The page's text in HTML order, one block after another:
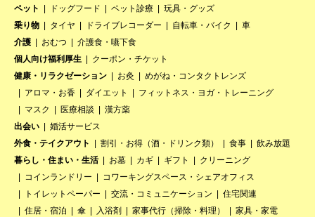
ペット
ドッグフード ペット診療
玩具・グッズ
乗り物
タイヤ ドライブレコーダー 自転車・バイク
車
介護
おむつ
介護食・嚥下食
個人向け福利厚生
クーポン・チケット
健康・リラクゼーション
お灸
めがね・コンタクトレンズ
アロマ・お香
ダイエット
フィットネス・ヨガ・トレーニング
マスク
医療相談
漢方薬
出会い
婚活サービス
外食・テイクアウト
割引・お得（酒・ドリンク類） 食事
飲み放題
暮らし・住まい・生活
お墓 カギ ギフト
クリーニング
コインランドリー
コワーキングスペース・シェアオフィス
トイレットペーパー
交流・コミュニケーション
住宅関連
住居・宿泊
傘 入浴剤 家事代行（掃除・料理）
家具・家電